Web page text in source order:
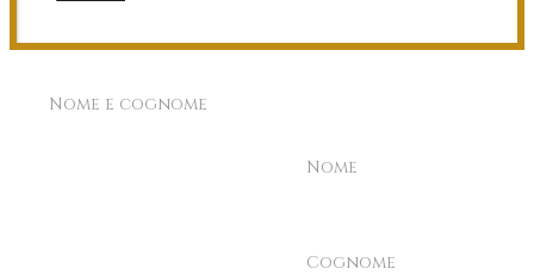
Nome e cognome
Nome
Cognome